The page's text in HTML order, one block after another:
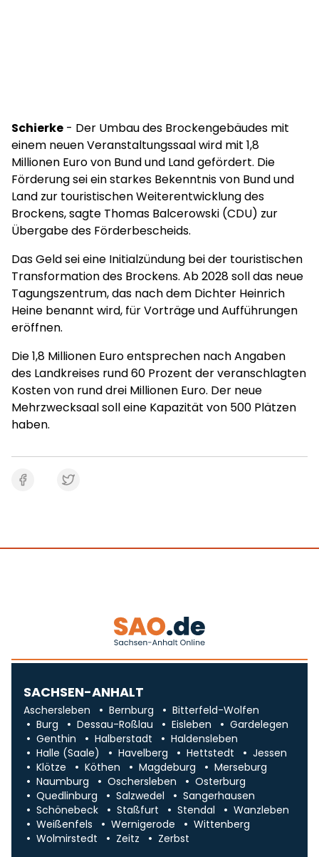
Schierke - Der Umbau des Brockengebäudes mit
einem neuen Veranstaltungssaal wird mit 1,8
Millionen Euro von Bund und Land gefördert. Die
Förderung sei ein starkes Bekenntnis von Bund und
Land zur touristischen Weiterentwicklung des
Brockens, sagte Thomas Balcerowski (CDU) zur
Übergabe des Förderbescheids.
Das Geld sei eine Initialzündung bei der touristischen
Transformation des Brockens. Ab 2028 soll das neue
Tagungszentrum, das nach dem Dichter Heinrich
Heine benannt wird, für Vorträge und Aufführungen
eröffnen.
Die 1,8 Millionen Euro entsprechen nach Angaben
des Landkreises rund 60 Prozent der veranschlagten
Kosten von rund drei Millionen Euro. Der neue
Mehrzwecksaal soll eine Kapazität von 500 Plätzen
haben.
SACHSEN-ANHALT
Aschersleben Bernburg
Bitterfeld-Wolfen
Burg
Dessau-Roßlau Eisleben
Gardelegen
Genthin
Halberstadt
Haldensleben
Halle (Saale)
Havelberg Hettstedt
Jessen
Klötze
Köthen Magdeburg
Merseburg
Naumburg
Oschersleben
Osterburg
Quedlinburg
Salzwedel
Sangerhausen
Schönebeck
Staßfurt Stendal
Wanzleben
Weißenfels
Wernigerode
Wittenberg
Wolmirstedt
Zeitz Zerbst